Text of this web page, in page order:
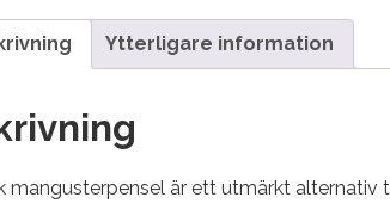
Ytterligare information
mangusterpensel är ett utmärkt alternativ